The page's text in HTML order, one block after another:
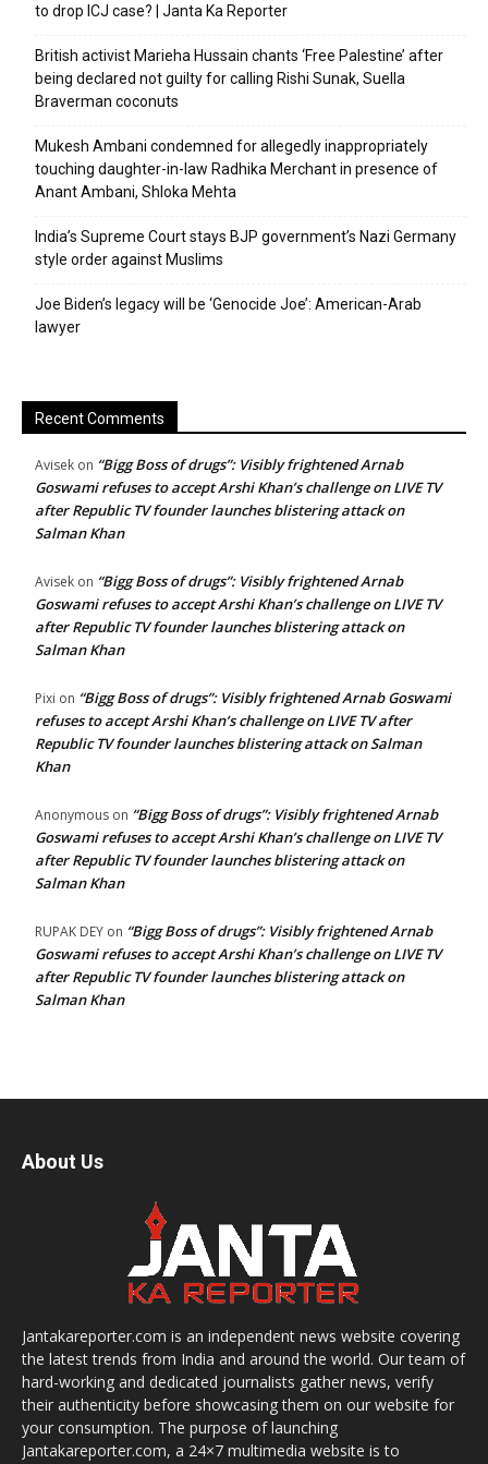
to drop ICJ case? | Janta Ka Reporter
British activist Marieha Hussain chants ‘Free Palestine’ after
being declared not guilty for calling Rishi Sunak, Suella
Braverman coconuts
Mukesh Ambani condemned for allegedly inappropriately
touching daughter-in-law Radhika Merchant in presence of
Anant Ambani, Shloka Mehta
India’s Supreme Court stays BJP government’s Nazi Germany
style order against Muslims
Joe Biden’s legacy will be ‘Genocide Joe’: American-Arab
lawyer
Recent Comments
Avisek on “Bigg Boss of drugs”: Visibly frightened Arnab
Goswami refuses to accept Arshi Khan’s challenge on LIVE TV
after Republic TV founder launches blistering attack on
Salman Khan
Avisek on “Bigg Boss of drugs”: Visibly frightened Arnab
Goswami refuses to accept Arshi Khan’s challenge on LIVE TV
after Republic TV founder launches blistering attack on
Salman Khan
Pixi on “Bigg Boss of drugs”: Visibly frightened Arnab Goswami
refuses to accept Arshi Khan’s challenge on LIVE TV after
Republic TV founder launches blistering attack on Salman
Khan
Anonymous on “Bigg Boss of drugs”: Visibly frightened Arnab
Goswami refuses to accept Arshi Khan’s challenge on LIVE TV
after Republic TV founder launches blistering attack on
Salman Khan
RUPAK DEY on “Bigg Boss of drugs”: Visibly frightened Arnab
Goswami refuses to accept Arshi Khan’s challenge on LIVE TV
after Republic TV founder launches blistering attack on
Salman Khan
About Us
Jantakareporter.com is an independent news website covering
the latest trends from India and around the world. Our team of
hard-working and dedicated journalists gather news, verify
their authenticity before showcasing them on our website for
your consumption. The purpose of launching
Jantakareporter.com, a 24×7 multimedia website is to